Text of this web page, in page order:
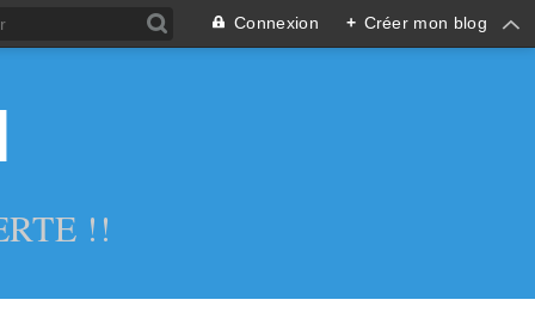
Connexion + Créer mon blog
!!